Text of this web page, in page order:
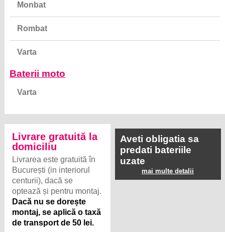
Monbat
Rombat
Varta
Baterii moto
Varta
Livrare gratuită la
domiciliu
Livrarea este gratuită în
București (in interiorul
centurii), dacă se
optează și pentru montaj.
Dacă nu se dorește
montaj, se aplică o taxă
de transport de 50 lei.
Aveti obligatia sa
predati bateriile
uzate
mai multe detalii